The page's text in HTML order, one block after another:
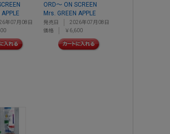
APPLE
年07月08日
ORD～ ON SCREEN
Mrs. GREEN APPLE
発売日
2026年07月08日
価格
￥6,600